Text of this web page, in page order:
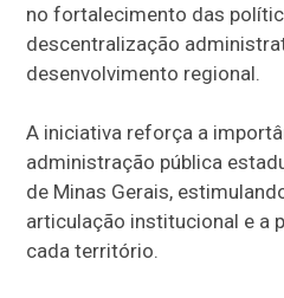
no fortalecimento das
descentralização
desenvolvimento regional.
A iniciativa reforça a
administração pública
de Minas Gerais,
articulação institucional e a
cada território.